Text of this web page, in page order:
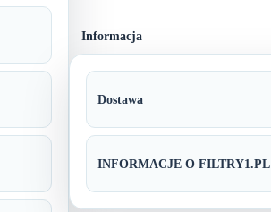
Informacja
Dostawa
INFORMACJE O FILTRY1.PL